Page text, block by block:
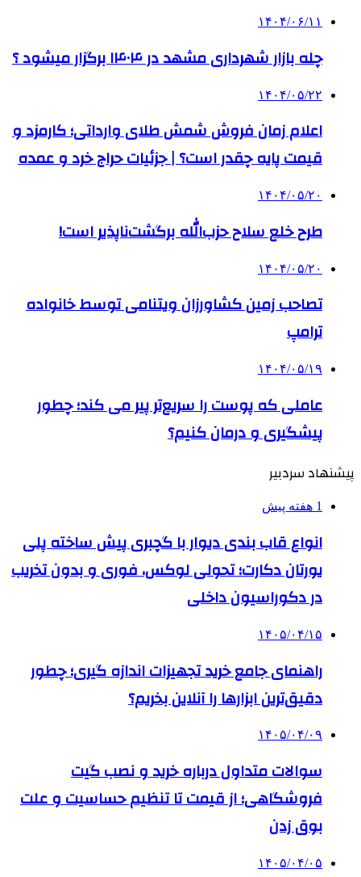
۱۴۰۴/۰۶/۱۱
چله بازار شهرداری مشهد در ۱۴۰۴ برگزار میشود ؟
۱۴۰۴/۰۵/۲۲
اعلام زمان فروش شمش طلای وارداتی؛ کارمزد و
قیمت پایه چقدر است؟ | جزئیات حراج خرد و عمده
۱۴۰۴/۰۵/۲۰
طرح خلع سلاح حزب‌الله برگشت‌ناپذیر است!
۱۴۰۴/۰۵/۲۰
تصاحب زمین کشاورزان ویتنامی توسط خانواده
ترامپ
۱۴۰۴/۰۵/۱۹
عاملی که پوست را سریع‌تر پیر می کند؛ چطور
پیشگیری و درمان کنیم؟
پیشنهاد سردبیر
1 هفته پیش
انواع قاب بندی دیوار با گچبری پیش ساخته پلی
یورتان دکارت؛ تحولی لوکس، فوری و بدون تخریب
در دکوراسیون داخلی
۱۴۰۵/۰۴/۱۵
راهنمای جامع خرید تجهیزات اندازه گیری؛ چطور
دقیق‌ترین ابزارها را آنلاین بخریم؟
۱۴۰۵/۰۴/۰۹
سوالات متداول درباره خرید و نصب گیت
فروشگاهی؛ از قیمت تا تنظیم حساسیت و علت
بوق زدن
۱۴۰۵/۰۴/۰۵